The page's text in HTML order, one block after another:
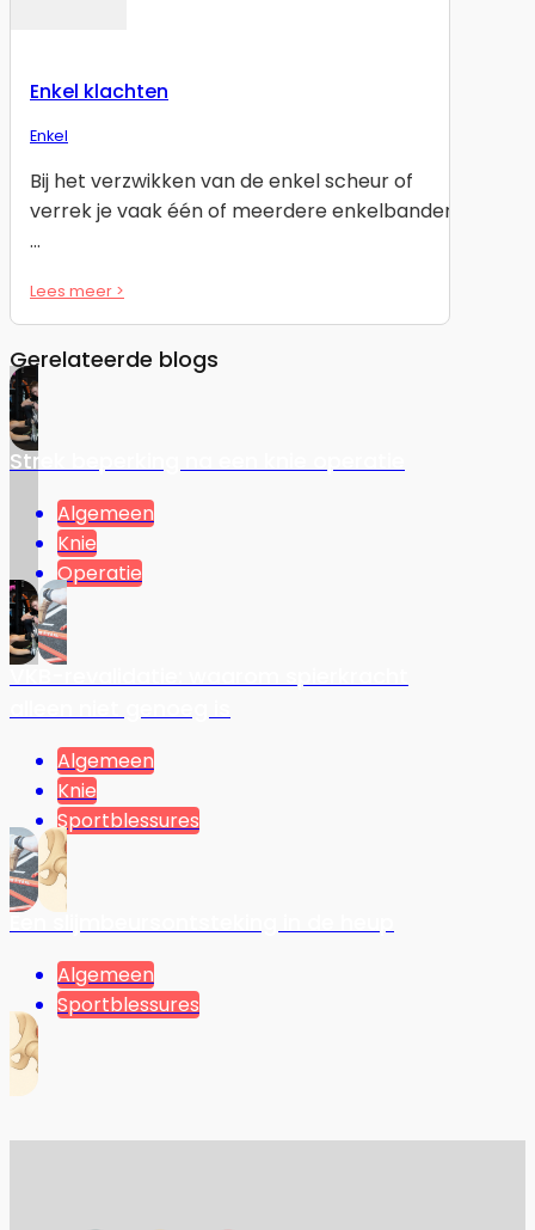
Enkel klachten
Enkel
Bij het verzwikken van de enkel scheur of
verrek je vaak één of meerdere enkelbanden.
…
Lees meer >
Gerelateerde blogs
Strek beperking na een knie operatie
Algemeen
Knie
Operatie
Algemeen
Knie
Sportblessures
Een slijmbeursontsteking in de heup
Algemeen
Sportblessures